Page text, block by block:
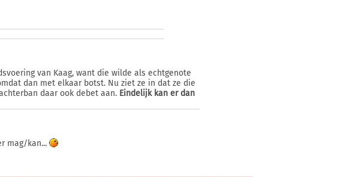
van Kaag, want die wilde als echtgenote
dan met elkaar botst. Nu ziet ze in dat ze die
daar ook debet aan. Eindelijk kan er dan
mag/kan...